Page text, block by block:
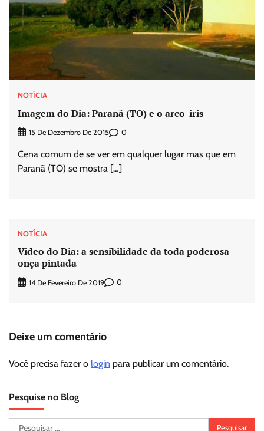
NOTÍCIA
Imagem do Dia: Paranã (TO) e o arco-iris
15 De Dezembro De 2015 0
Cena comum de se ver em qualquer lugar mas que em
Paranã (TO) se mostra […]
NOTÍCIA
Vídeo do Dia: a sensibilidade da toda poderosa
onça pintada
14 De Fevereiro De 2019 0
Deixe um comentário
Você precisa fazer o login para publicar um comentário.
Pesquise no Blog
Pesquisar